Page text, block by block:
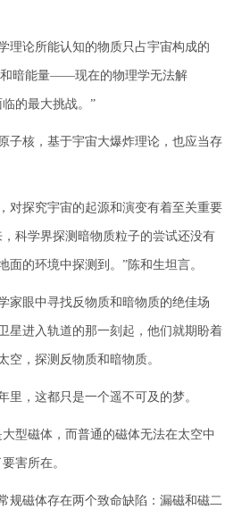
论所能认知的物质只占宇宙构成的
和暗能量——现在的物理学无法解
的最大挑战。”
核，基于宇宙大爆炸理论，也应当存
探究宇宙的起源和演变有着至关重要
科学界探测暗物质粒子的尝试还没有
面的环境中探测到。”陈和生坦言。
眼中寻找反物质和暗物质的绝佳场
星进入轨道的那一刻起，他们就期盼着
空，探测反物质和暗物质。
，这都只是一个遥不可及的梦。
磁体，而普通的磁体无法在太空中
害所在。
磁体存在两个致命缺陷：漏磁和磁二